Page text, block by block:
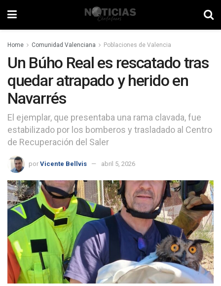
Home Comunidad Valenciana Poblaciones de Valencia
Un Búho Real es rescatado tras
quedar atrapado y herido en
Navarrés
El ejemplar, que presentaba una rama clavada, fue
estabilizado por los bomberos y trasladado al Centro
de Recuperación del Saler
por Vicente Bellvis abril 5, 2026